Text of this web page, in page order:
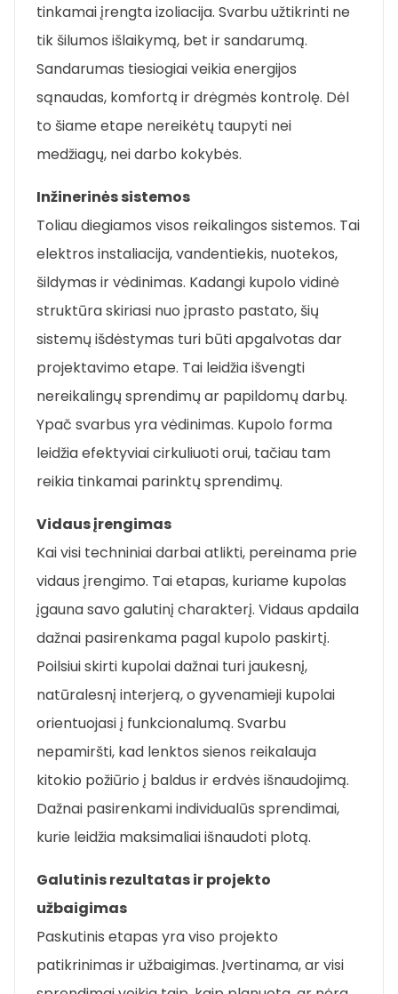
tinkamai įrengta izoliacija. Svarbu užtikrinti ne
tik šilumos išlaikymą, bet ir sandarumą.
Sandarumas tiesiogiai veikia energijos
sąnaudas, komfortą ir drėgmės kontrolę. Dėl
to šiame etape nereikėtų taupyti nei
medžiagų, nei darbo kokybės.
Inžinerinės sistemos
Toliau diegiamos visos reikalingos sistemos. Tai
elektros instaliacija, vandentiekis, nuotekos,
šildymas ir vėdinimas. Kadangi kupolo vidinė
struktūra skiriasi nuo įprasto pastato, šių
sistemų išdėstymas turi būti apgalvotas dar
projektavimo etape. Tai leidžia išvengti
nereikalingų sprendimų ar papildomų darbų.
Ypač svarbus yra vėdinimas. Kupolo forma
leidžia efektyviai cirkuliuoti orui, tačiau tam
reikia tinkamai parinktų sprendimų.
Vidaus įrengimas
Kai visi techniniai darbai atlikti, pereinama prie
vidaus įrengimo. Tai etapas, kuriame kupolas
įgauna savo galutinį charakterį. Vidaus apdaila
dažnai pasirenkama pagal kupolo paskirtį.
Poilsiui skirti kupolai dažnai turi jaukesnį,
natūralesnį interjerą, o gyvenamieji kupolai
orientuojasi į funkcionalumą. Svarbu
nepamiršti, kad lenktos sienos reikalauja
kitokio požiūrio į baldus ir erdvės išnaudojimą.
Dažnai pasirenkami individualūs sprendimai,
kurie leidžia maksimaliai išnaudoti plotą.
Galutinis rezultatas ir projekto
užbaigimas
Paskutinis etapas yra viso projekto
patikrinimas ir užbaigimas. Įvertinama, ar visi